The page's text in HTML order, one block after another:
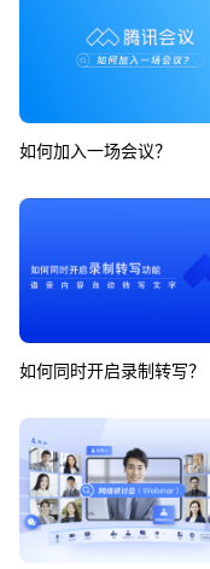
如何加入一场会议？
如何同时开启录制转写？